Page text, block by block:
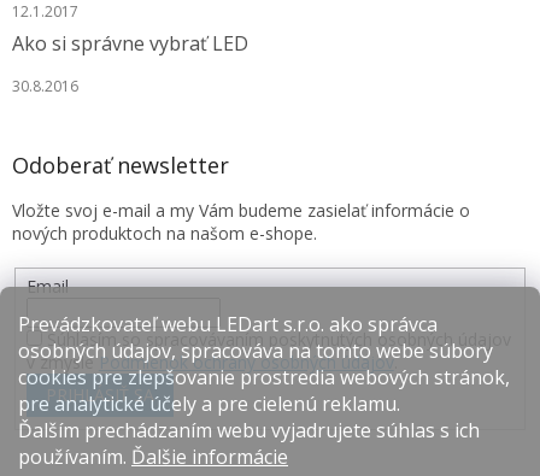
Prevádzkovateľ webu LEDart s.r.o. ako správca
osobných údajov, spracováva na tomto webe súbory
cookies pre zlepšovanie prostredia webových stránok,
pre analytické účely a pre cielenú reklamu.
Ďalším prechádzaním webu vyjadrujete súhlas s ich
používaním. Ďalšie informácie
12.1.2017
Ako si správne vybrať LED
30.8.2016
Odoberať newsletter
Vložte svoj e-mail a my Vám budeme zasielať informácie o
nových produktoch na našom e-shope.
Email
Súhlasím so spracovávaním poskytnutých osobných údajov
v zmysle Podmienok ochrany osobných údajov.
PRIHLÁSIŤ SA